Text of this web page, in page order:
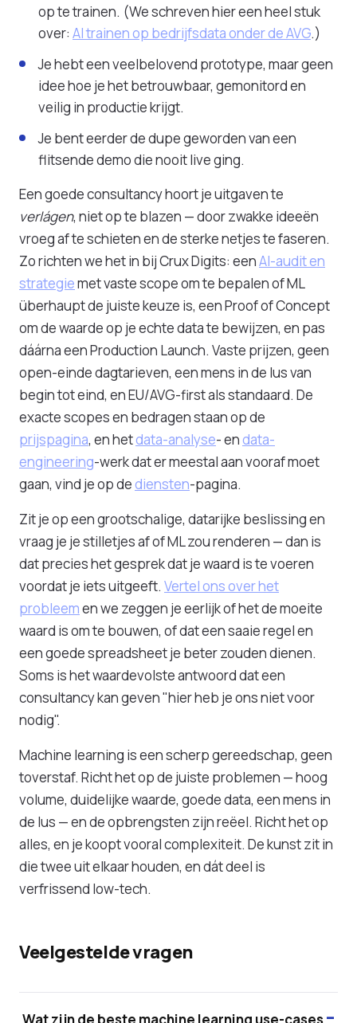
op te trainen. (We schreven hier een heel stuk
over: AI trainen op bedrijfsdata onder de AVG.)
Je hebt een veelbelovend prototype, maar geen
idee hoe je het betrouwbaar, gemonitord en
veilig in productie krijgt.
Je bent eerder de dupe geworden van een
flitsende demo die nooit live ging.
Een goede consultancy hoort je uitgaven te
verlágen, niet op te blazen — door zwakke ideeën
vroeg af te schieten en de sterke netjes te faseren.
Zo richten we het in bij Crux Digits: eenAI-audit en
strategiemet vaste scope om te bepalen of ML
überhaupt de juiste keuze is, een Proof of Concept
om de waarde op je echte data te bewijzen, en pas
dáárna een Production Launch. Vaste prijzen, geen
open-einde dagtarieven, een mens in de lus van
begin tot eind, en EU/AVG-first als standaard. De
exacte scopes en bedragen staan op de
prijspagina, en hetdata-analyse- endata-
engineering-werk dat er meestal aan vooraf moet
gaan, vind je op dediensten-pagina.
Zit je op een grootschalige, datarijke beslissing en
vraag je je stilletjes af of ML zou renderen — dan is
dat precies het gesprek dat je waard is te voeren
voordat je iets uitgeeft. Vertel ons over het
probleemen we zeggen je eerlijk of het de moeite
waard is om te bouwen, of dat een saaie regel en
een goede spreadsheet je beter zouden dienen.
Soms is het waardevolste antwoord dat een
consultancy kan geven "hier heb je ons niet voor
nodig".
Machine learning is een scherp gereedschap, geen
toverstaf. Richt het op de juiste problemen — hoog
volume, duidelijke waarde, goede data, een mens in
de lus — en de opbrengsten zijn reëel. Richt het op
alles, en je koopt vooral complexiteit. De kunst zit in
die twee uit elkaar houden, en dát deel is
verfrissend low-tech.
Veelgestelde vragen